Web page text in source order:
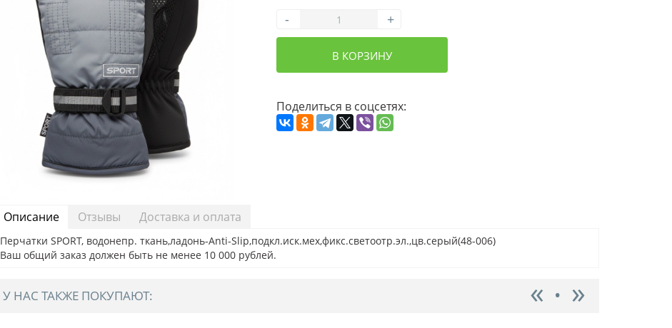
- +
В КОРЗИНУ
Поделиться в соцсетях:
Описание Отзывы Доставка и оплата
Перчатки SPORT, водонепр. ткань,ладонь-Anti-Slip,подкл.иск.мех,фикс.светоотр.эл.,цв.серый(48-006)
Ваш общий заказ должен быть не менее 10 000 рублей.
У НАС ТАКЖЕ ПОКУПАЮТ: